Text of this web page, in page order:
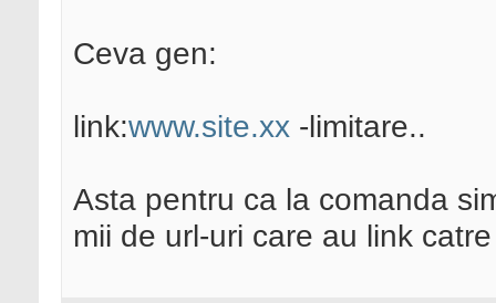
Ceva gen:
link:www.site.xx -limitare..
Asta pentru ca la comanda
mii de url-uri care au link